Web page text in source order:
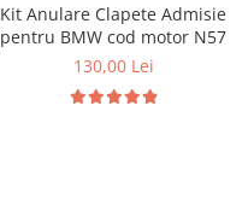
Kit Anulare Clapete Admisie
pentru BMW cod motor N57
130,00 Lei